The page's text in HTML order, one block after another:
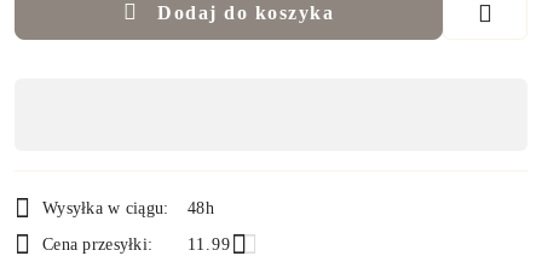
Dodaj do koszyka
i
dostawa
Wysyłka w ciągu:
48h
Cena przesyłki:
11.99